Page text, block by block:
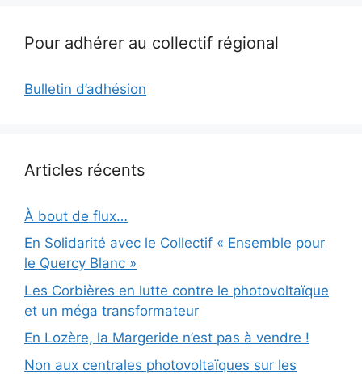
Pour adhérer au collectif régional
Bulletin d’adhésion
Articles récents
À bout de flux…
En Solidarité avec le Collectif « Ensemble pour
le Quercy Blanc »
Les Corbières en lutte contre le photovoltaïque
et un méga transformateur
En Lozère, la Margeride n’est pas à vendre !
Non aux centrales photovoltaïques sur les